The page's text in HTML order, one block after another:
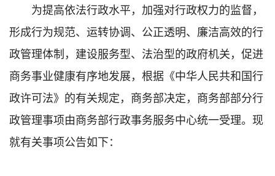
为提高依法行政水平，加强对行政权力的监督，
形成行为规范、运转协调、公正透明、廉洁高效的行
政管理体制，建设服务型、法治型的政府机关，促进
商务事业健康有序地发展，根据《中华人民共和国行
政许可法》的有关规定，商务部决定，商务部部分行
政管理事项由商务部行政事务服务中心统一受理。现
就有关事项公告如下：